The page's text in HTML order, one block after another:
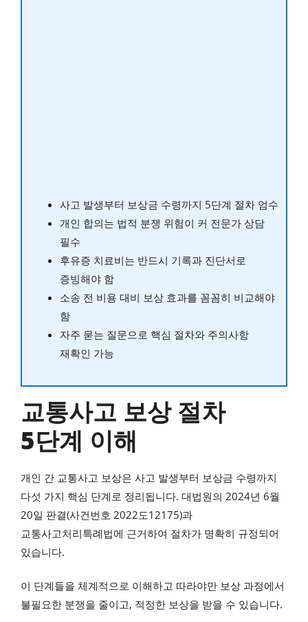
사고 발생부터 보상금 수령까지 5단계 절차 엄수
개인 합의는 법적 분쟁 위험이 커 전문가 상담
필수
후유증 치료비는 반드시 기록과 진단서로
증빙해야 함
소송 전 비용 대비 보상 효과를 꼼꼼히 비교해야
함
자주 묻는 질문으로 핵심 절차와 주의사항
재확인 가능
교통사고 보상 절차
5단계 이해
개인 간 교통사고 보상은 사고 발생부터 보상금 수령까지
다섯 가지 핵심 단계로 정리됩니다. 대법원의 2024년 6월
20일 판결(사건번호 2022도12175)과
교통사고처리특례법에 근거하여 절차가 명확히 규정되어
있습니다.
이 단계들을 체계적으로 이해하고 따라야만 보상 과정에서
불필요한 분쟁을 줄이고, 적정한 보상을 받을 수 있습니다.